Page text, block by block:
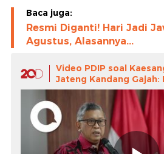
Baca juga:
Resmi Diganti! Hari Jadi
Agustus, Alasannya...
Video PDIP soal
Jateng Kandang Gajah:
Tentukan